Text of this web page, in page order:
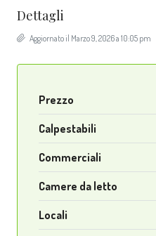
Dettagli
Aggiornato il Marzo 9, 2026 a 10:05 pm
Prezzo
Calpestabili
Commerciali
Camere da letto
Locali